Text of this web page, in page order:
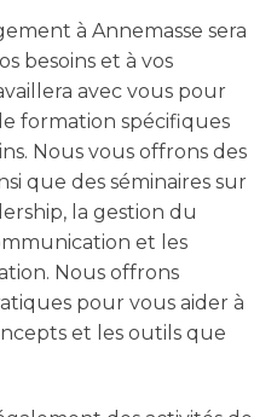
à Annemasse sera
besoins et à vos
avec vous pour
formation spécifiques
Nous vous offrons des
que des séminaires sur
la gestion du
et les
Nous offrons
pour vous aider à
et les outils que